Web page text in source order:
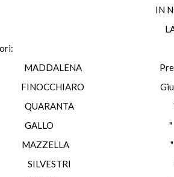
IN
QUARANTA
GALLO "
MAZZELLA "
SILVESTRI